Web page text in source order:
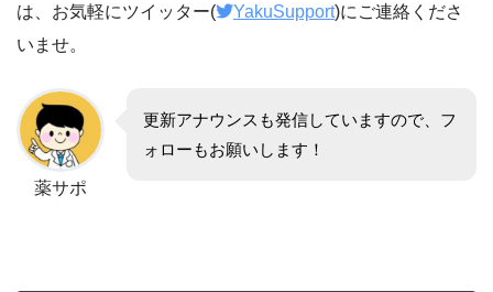
は、お気軽にツイッター(
YakuSupport)にご連絡くださ
いませ。
薬サポ
更新アナウンスも発信していますので、フ
ォローもお願いします！